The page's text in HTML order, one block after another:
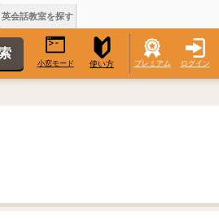
英会話教室を探す
小窓モード 使い方 プレミアム ログイン